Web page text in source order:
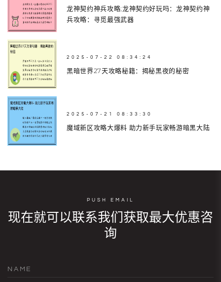
龙神契约神兵攻略;龙神契约好玩吗：龙神契约神
兵攻略：寻觅最强武器
2025-07-22 08:34:24
黑暗世界27天攻略秘籍：揭秘黑夜的秘密
2025-07-21 08:33:30
魔域新区攻略大爆料 助力新手玩家畅游暗黑大陆
PUSH EMAIL
现在就可以联系我们获取最大优惠咨
询
NAME